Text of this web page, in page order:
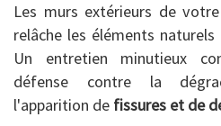
Les murs extérieurs de
relâche les éléments
Un entretien minutieux
défense contre la
l'apparition de fissures et de